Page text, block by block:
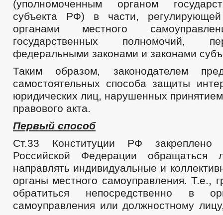
Рабочая группа АНК
Комиссия по соблюдению требований к служебному поведению и
Тексты официальных выступлений и заявлений
Целевые программы
Закупка товаров, работ и услуг
Информация о результатах проверок
ГО и ЧС
Совет депутатов
Депутаты
Заседания Совета депутатов
Структура, полномочия, задачи и функции
_
Противодействие коррупции
НПА
Иные акты в сфере противодействия коррупции
Нормативно-правовая база по борьбе с коррупцией
Антикоррупционная экспертиза
Методические материалы
Формы документов, связанных с противодействием коррупции, для
Сведения о доходах, расходах, об имуществе и обязательствах
Комиссия по соблюдению требований к служебному поведению и
Обратная связь для сообщений о фактах коррупции
(уполномоченным органом
субъекта РФ) в части, регулирующей
органами местного
государственных полномочий,
федеральными законами и законами
Таким образом, законодателем
самостоятельных способа защиты
юридических лиц, нарушенных
правового акта.
Первый способ
Ст.33 Конституции РФ закреплено
Российской Федерации обращаться
направлять индивидуальные и
органы местного самоуправления. Т.е.,
обратиться непосредственно в
самоуправления или должностному